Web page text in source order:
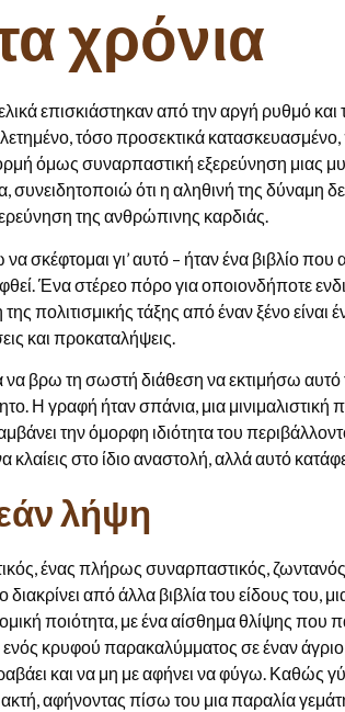
χρόνια
επισκιάστηκαν από την αργή ρυθμό
τόσο προσεκτικά
όμως συναρπαστική εξερεύνηση μιας
συνειδητοποιώ ότι η αληθινή της δύναμη
της ανθρώπινης καρδιάς.
σκέφτομαι γι’ αυτό – ήταν ένα βιβλίο
Ένα στέρεο πόρο για οποιονδήποτε
πολιτισμικής τάξης από έναν ξένο
και προκαταλήψεις.
βρω τη σωστή διάθεση να εκτιμήσω αυτό
Η γραφή ήταν σπάνια, μια
την όμορφη ιδιότητα του
στο ίδιο αναστολή, αλλά αυτό
λήψη
ένας πλήρως συναρπαστικός,
από άλλα βιβλία του είδους του,
ποιότητα, με ένα αίσθημα θλίψης
κρυφού παρακαλύμματος σε έναν
και να μη με αφήνει να φύγω. Καθώς
αφήνοντας πίσω του μια παραλία